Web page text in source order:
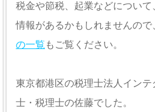
税金や節税、起業などについ
情報があるかもしれませんの
の一覧 もご覧ください。
東京都港区の税理士法人イン
士・税理士の佐藤でした。